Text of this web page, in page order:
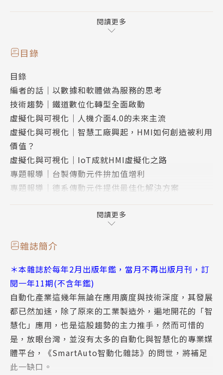
HMI的應用範圍更加的廣泛。
閱讀更多
目錄
目錄
編者的話｜以數據和軟體做為服務的思考
技術趨勢｜鐵道數位化轉型全面啟動
虛擬化與可視化｜人機介面4.0的未來主流
虛擬化與可視化｜智慧工廠興起，HMI如何創造被利用
價值？
虛擬化與可視化｜IoT成就HMI虛擬化之路
專題報導｜台製傳動元件拚加值增利
專題報導｜德系傳動元件提供最佳化解決方案
應用焦點｜透過CBM機制防止設備故障成為主流趨勢
應用焦點｜達到M2M與IoT功能的應用層通訊協定選項
市場動脈｜結合台達儲能技術 友達推出高效能太陽能
市場動脈｜漢翔與唐榮攜手 共同開拓電動車市場
新聞短波
技術特輯｜工業控制器
工業控制器｜新型狀態監測應用部署預測性維護功能
工業控制器｜運用軟硬體整合成效保護網路設備安全
工業控制器｜北斗定位與OBD診斷的車輛狀態遠端監
控終端
應用剖析｜運用單對乙太網路於影片監視設施應用
閱讀更多
雜誌簡介
＊本雜誌於每年2月出版年鑑，當月不再出版月刊，訂
閱一年11期(不含年鑑)
自動化產業這幾年無論在應用廣度與技術深度，其發展
都已然加速，除了原來的工業製造外，遍地開花的「智
慧化」應用，也是這股趨勢的主力推手，然而可惜的
是，放眼台灣，並沒有太多的自動化與智慧化的專業媒
體平台，《SmartAuto智動化雜誌》的問世，將補足
此一缺口。